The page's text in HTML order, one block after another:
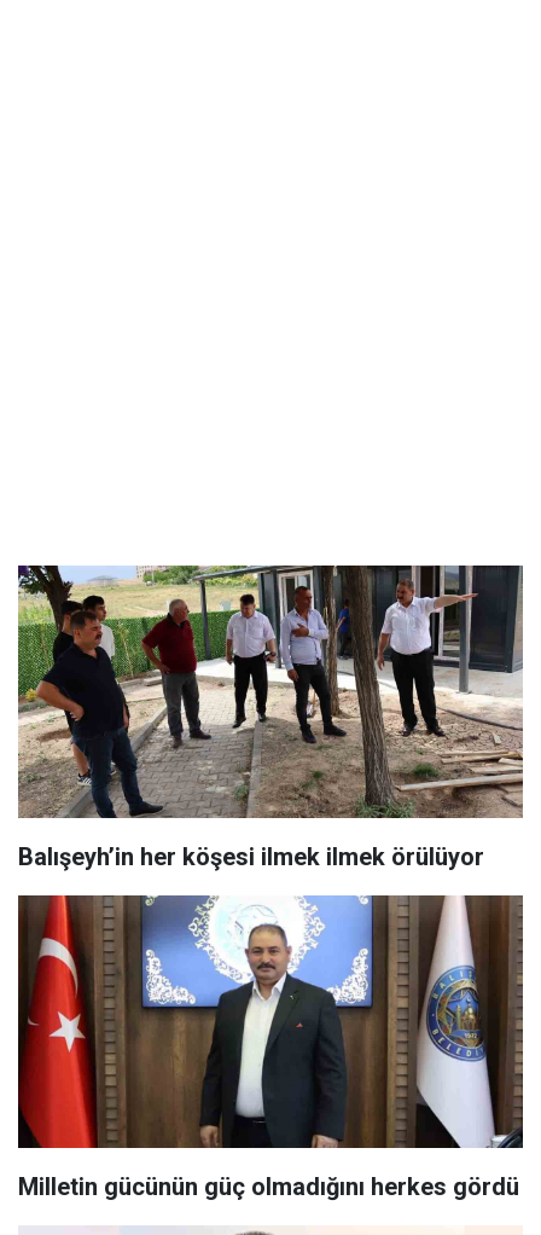
Balışeyh’in her köşesi ilmek ilmek örülüyor
Milletin gücünün güç olmadığını herkes gördü